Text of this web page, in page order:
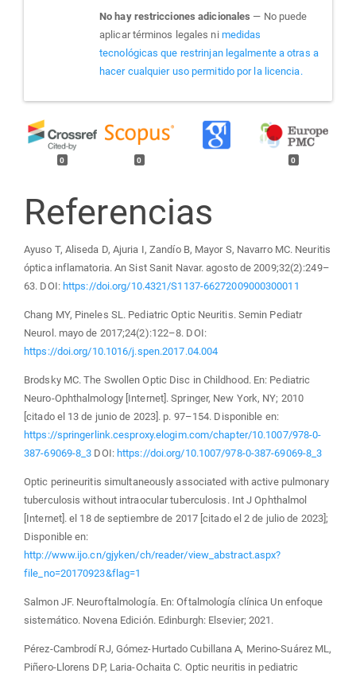
No hay restricciones adicionales — No puede
aplicar términos legales ni medidas
tecnológicas que restrinjan legalmente a otras a
hacer cualquier uso permitido por la licencia.
0 0 0
Referencias
Ayuso T, Aliseda D, Ajuria I, Zandío B, Mayor S, Navarro MC. Neuritis
óptica inflamatoria. An Sist Sanit Navar. agosto de 2009;32(2):249–
63. DOI: https://doi.org/10.4321/S1137-66272009000300011
Chang MY, Pineles SL. Pediatric Optic Neuritis. Semin Pediatr
Neurol. mayo de 2017;24(2):122–8. DOI:
https://doi.org/10.1016/j.spen.2017.04.004
Brodsky MC. The Swollen Optic Disc in Childhood. En: Pediatric
Neuro-Ophthalmology [Internet]. Springer, New York, NY; 2010
[citado el 13 de junio de 2023]. p. 97–154. Disponible en:
https://springerlink.cesproxy.elogim.com/chapter/10.1007/978-0-
387-69069-8_3 DOI: https://doi.org/10.1007/978-0-387-69069-8_3
Optic perineuritis simultaneously associated with active pulmonary
tuberculosis without intraocular tuberculosis. Int J Ophthalmol
[Internet]. el 18 de septiembre de 2017 [citado el 2 de julio de 2023];
Disponible en:
http://www.ijo.cn/gjyken/ch/reader/view_abstract.aspx?
file_no=20170923&flag=1
Salmon JF. Neuroftalmología. En: Oftalmología clínica Un enfoque
sistemático. Novena Edición. Edinburgh: Elsevier; 2021.
Pérez-Cambrodí RJ, Gómez-Hurtado Cubillana A, Merino-Suárez ML,
Piñero-Llorens DP, Laria-Ochaita C. Optic neuritis in pediatric